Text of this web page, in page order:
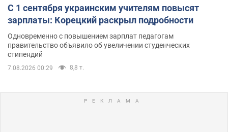
С 1 сентября украинским учителям повысят
зарплаты: Корецкий раскрыл подробности
Одновременно с повышением зарплат педагогам
правительство объявило об увеличении студенческих
стипендий
7.08.2026 00:29 8,8 т.